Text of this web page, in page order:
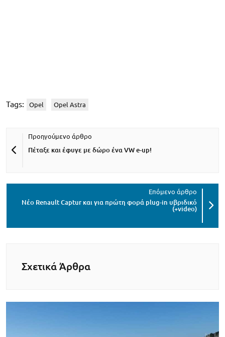
Tags: Opel Opel Astra
Πέταξε και έφυγε με δώρο ένα VW e-up!
Νέο Renault Captur και για πρώτη φορά plug-in υβριδικό
(+video)
Σχετικά Άρθρα